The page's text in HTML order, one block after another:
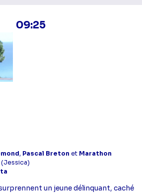
09:25
, Pascal Breton et Marathon
(Jessica)
un jeune délinquant, caché